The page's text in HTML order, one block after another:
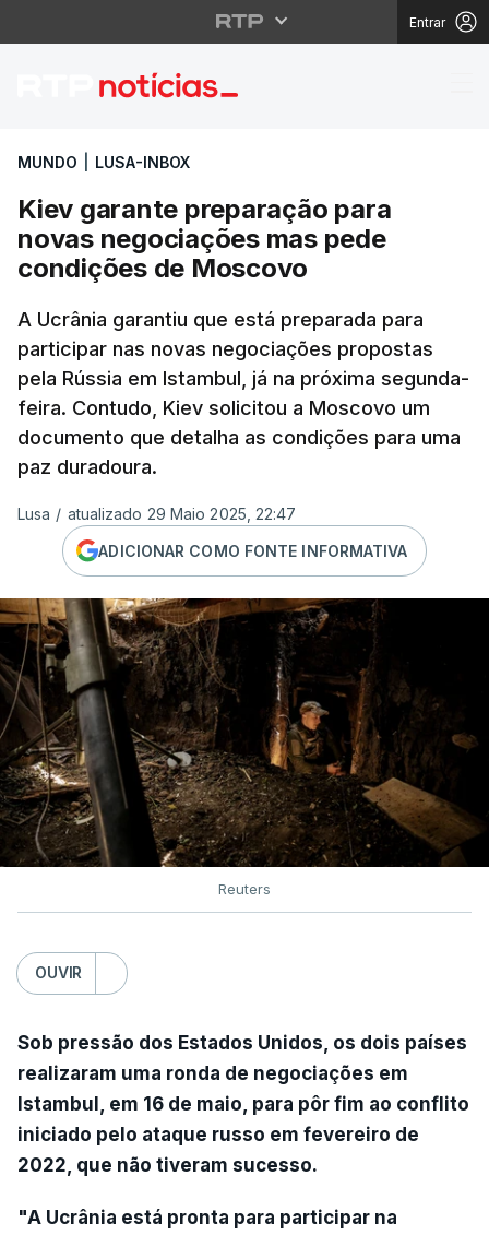
Entrar
Kiev garante
MUNDO LUSA-INBOX
Kiev garante preparação para
novas negociações mas pede
condições de Moscovo
A Ucrânia garantiu que está preparada para
participar nas novas negociações propostas
pela Rússia em Istambul, já na próxima segunda-
feira. Contudo, Kiev solicitou a Moscovo um
documento que detalha as condições para uma
paz duradoura.
Lusa / atualizado 29 Maio 2025, 22:47
ADICIONAR COMO FONTE INFORMATIVA
Reuters
OUVIR
Sob pressão dos Estados Unidos, os dois países
realizaram uma ronda de negociações em
Istambul, em 16 de maio, para pôr fim ao conflito
iniciado pelo ataque russo em fevereiro de
2022, que não tiveram sucesso.
"A Ucrânia está pronta para participar na